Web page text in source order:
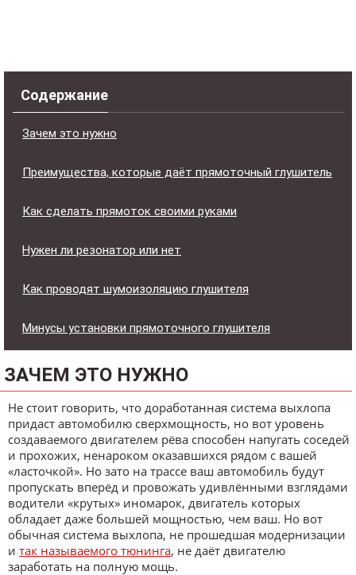
Содержание
Зачем это нужно
Преимущества, которые даёт прямоточный глушитель
Как сделать прямоток своими руками
Нужен ли резонатор или нет
Как проводят шумоизоляцию глушителя
Минусы установки прямоточного глушителя
ЗАЧЕМ ЭТО НУЖНО
Не стоит говорить, что доработанная система выхлопа
придаст автомобилю сверхмощность, но вот уровень
создаваемого двигателем рёва способен напугать соседей
и прохожих, ненароком оказавшихся рядом с вашей
«ласточкой». Но зато на трассе ваш автомобиль будут
пропускать вперёд и провожать удивлёнными взглядами
водители «крутых» иномарок, двигатель которых
обладает даже большей мощностью, чем ваш. Но вот
обычная система выхлопа, не прошедшая модернизации
и так называемого тюнинга, не даёт двигателю
заработать на полную мощь.